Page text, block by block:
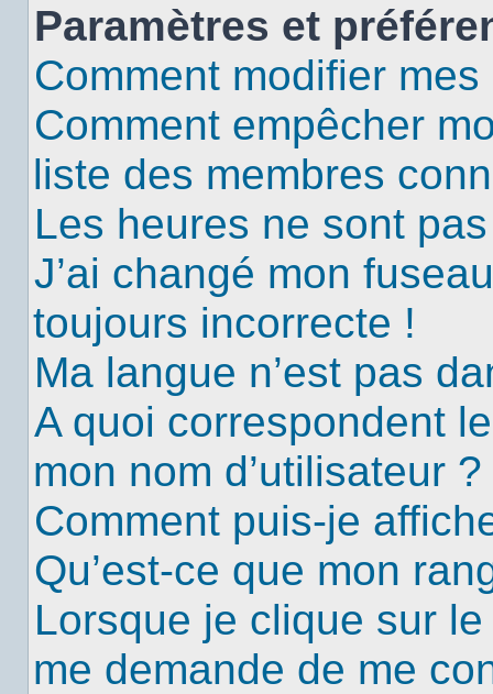
Paramètres et
Comment modifier
Comment empêcher
liste des membres
Les heures ne sont
J’ai changé mon
toujours incorrecte !
Ma langue n’est pas
A quoi correspondent
mon nom d’utilisateur ?
Comment puis-je
Qu’est-ce que mon
Lorsque je clique sur
me demande de me